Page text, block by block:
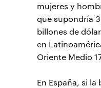
mujeres y
que supondría
billones de
en
Oriente Medio
En España, si